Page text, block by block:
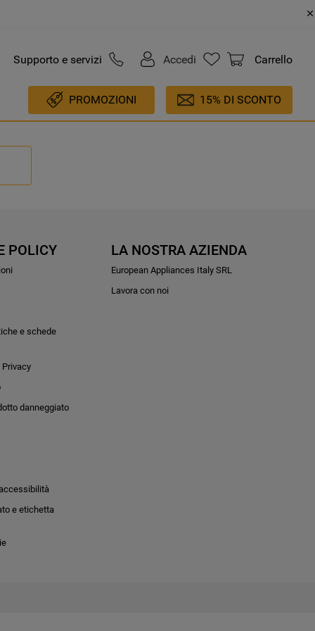
Supporto e servizi Accedi Carrello
PROMOZIONI 15% DI SCONTO
POLICY
e schede
danneggiato
e etichetta
LA NOSTRA AZIENDA
European Appliances Italy SRL
Lavora con noi